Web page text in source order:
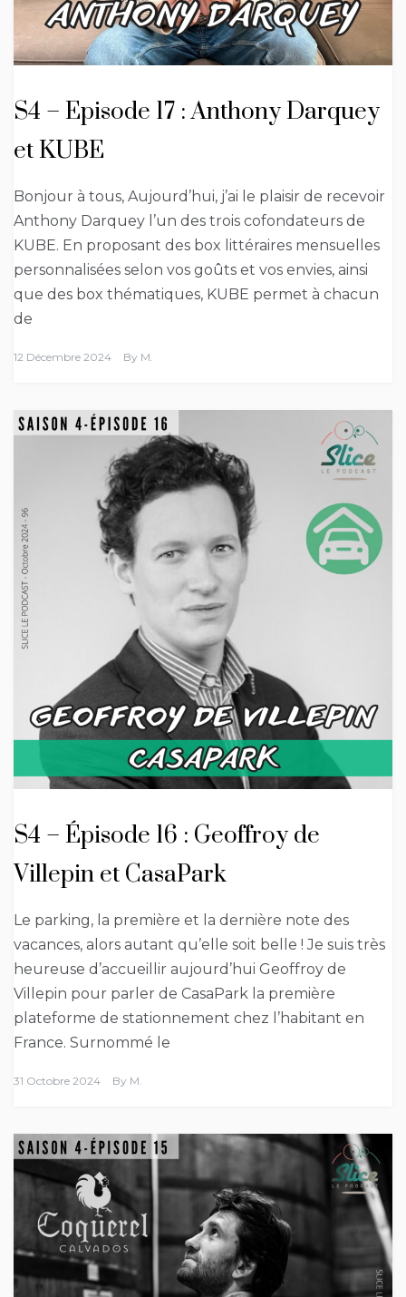
S4 – Episode 17 : Anthony Darquey
et KUBE
Bonjour à tous, Aujourd’hui, j’ai le plaisir de recevoir
Anthony Darquey l’un des trois cofondateurs de
KUBE. En proposant des box littéraires mensuelles
personnalisées selon vos goûts et vos envies, ainsi
que des box thématiques, KUBE permet à chacun
de
12 Décembre 2024 By M.
S4 – Épisode 16 : Geoffroy de
Villepin et CasaPark
Le parking, la première et la dernière note des
vacances, alors autant qu’elle soit belle ! Je suis très
heureuse d’accueillir aujourd’hui Geoffroy de
Villepin pour parler de CasaPark la première
plateforme de stationnement chez l’habitant en
France. Surnommé le
31 Octobre 2024 By M.